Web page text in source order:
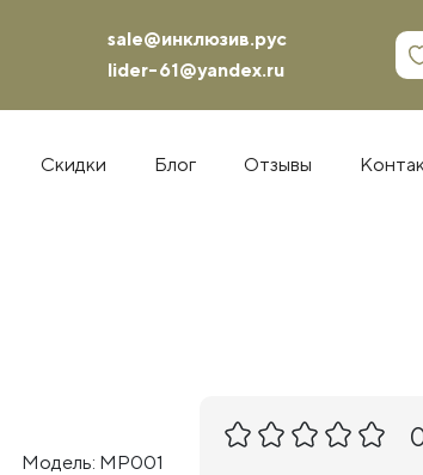
sale@инклюзив.рус
lider-61@yandex.ru
0
Скидки Блог Отзывы
Модель: МР001